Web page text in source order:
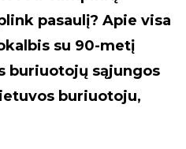
pasaulį? Apie visa
su 90-metį
buriuotojų sąjungos
buriuotoju,